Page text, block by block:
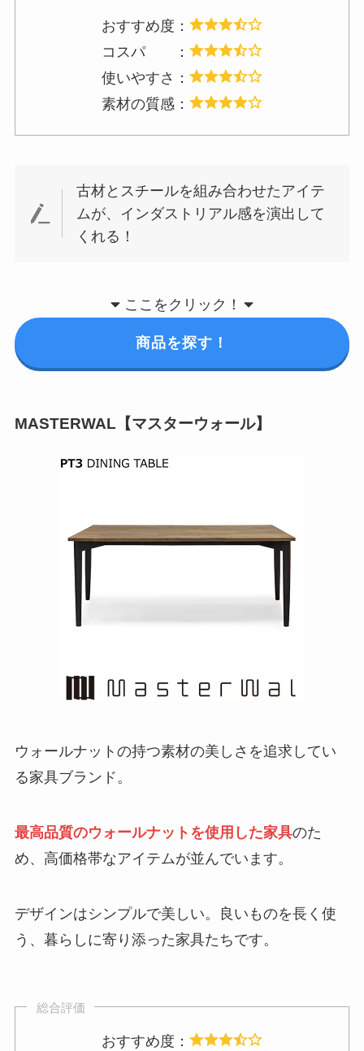
おすすめ度：
コスパ ：
使いやすさ：
素材の質感：
古材とスチールを組み合わせたアイテ
ムが、インダストリアル感を演出して
くれる！
ここをクリック！
商品を探す！
MASTERWAL【マスターウォール】
ウォールナットの持つ素材の美しさを追求してい
る家具ブランド。
最高品質のウォールナットを使用した家具のた
め、高価格帯なアイテムが並んでいます。
デザインはシンプルで美しい。良いものを長く使
う、暮らしに寄り添った家具たちです。
総合評価
おすすめ度：